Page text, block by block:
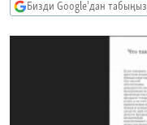
ЭКСПЕРТТЕР ТАЛДАЙТ
ӨЗГӨЧӨ ПИКИР
Бизди Google'дан табыңыз